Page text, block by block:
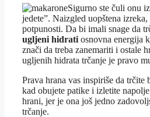
Sigurno ste čuli onu
jedete”. Naizgled uopštena
potpunosti. Da bi imali snage da
ugljeni hidrati osnovna energija
znači da treba zanemariti i ostale
ugljenih hidrata trčanje je pravo
Prava hrana vas inspiriše da trčite
kad obujete patike i izletite
hrani, jer je ona još jedno
trčanje.